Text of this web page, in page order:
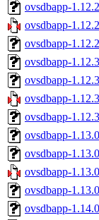
ovsdbapp-
ovsdbapp-
ovsdbapp-
ovsdbapp-
ovsdbapp-
ovsdbapp-
ovsdbapp-
ovsdbapp-
ovsdbapp-
ovsdbapp-
ovsdbapp-
ovsdbapp-